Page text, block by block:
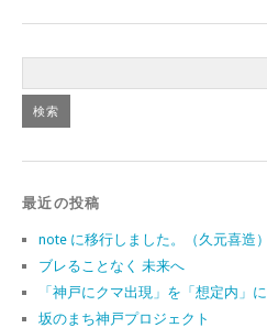
最近の投稿
note に移行しました。（久元喜造）
ブレることなく 未来へ
「神戸にクマ出現」を「想定内」に
坂のまち神戸プロジェクト